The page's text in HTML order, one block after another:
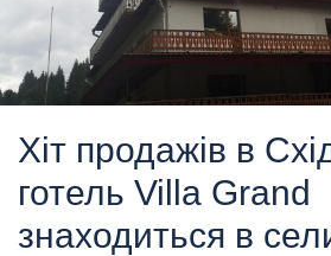
Хіт продажів в
готель Villa Grand
знаходиться в